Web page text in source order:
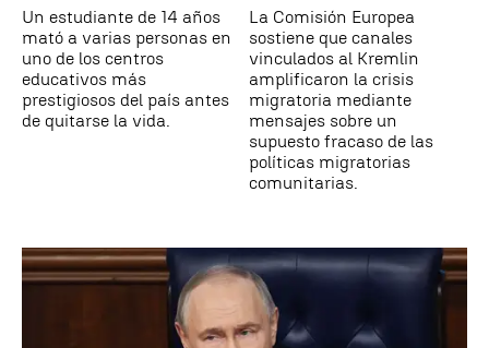
Un estudiante de 14 años
mató a varias personas en
uno de los centros
educativos más
prestigiosos del país antes
de quitarse la vida.
La Comisión Europea
sostiene que canales
vinculados al Kremlin
amplificaron la crisis
migratoria mediante
mensajes sobre un
supuesto fracaso de las
políticas migratorias
comunitarias.